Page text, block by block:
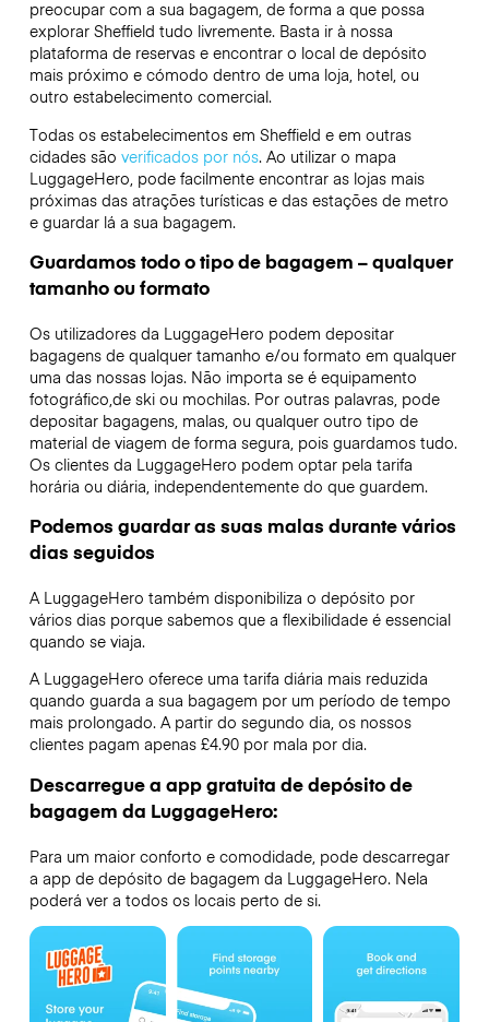
preocupar com a sua bagagem, de forma a que possa
explorar Sheffield tudo livremente. Basta ir à nossa
plataforma de reservas e encontrar o local de depósito
mais próximo e cómodo dentro de uma loja, hotel, ou
outro estabelecimento comercial.
Todas os estabelecimentos em Sheffield e em outras
cidades são verificados por nós. Ao utilizar o mapa
LuggageHero, pode facilmente encontrar as lojas mais
próximas das atrações turísticas e das estações de metro
e guardar lá a sua bagagem.
Guardamos todo o tipo de bagagem – qualquer
tamanho ou formato
Os utilizadores da LuggageHero podem depositar
bagagens de qualquer tamanho e/ou formato em qualquer
uma das nossas lojas. Não importa se é equipamento
fotográfico,de ski ou mochilas. Por outras palavras, pode
depositar bagagens, malas, ou qualquer outro tipo de
material de viagem de forma segura, pois guardamos tudo.
Os clientes da LuggageHero podem optar pela tarifa
horária ou diária, independentemente do que guardem.
Podemos guardar as suas malas durante vários
dias seguidos
A LuggageHero também disponibiliza o depósito por
vários dias porque sabemos que a flexibilidade é essencial
quando se viaja.
A LuggageHero oferece uma tarifa diária mais reduzida
quando guarda a sua bagagem por um período de tempo
mais prolongado. A partir do segundo dia, os nossos
clientes pagam apenas £4.90 por mala por dia.
Descarregue a app gratuita de depósito de
bagagem da LuggageHero:
Para um maior conforto e comodidade, pode descarregar
a app de depósito de bagagem da LuggageHero. Nela
poderá ver a todos os locais perto de si.